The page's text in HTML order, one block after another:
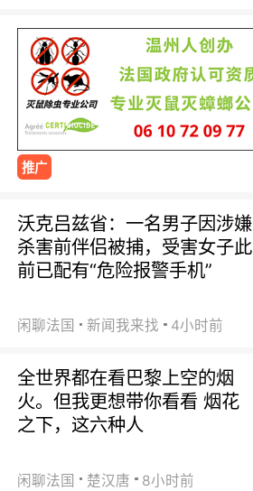
推广
沃克吕兹省：一名男子因涉嫌
杀害前伴侣被捕，受害女子此
前已配有“危险报警手机”
闲聊法国 新闻我来找 4小时前
全世界都在看巴黎上空的烟
火。但我更想带你看看 烟花
之下，这六种人
闲聊法国 楚汉唐 8小时前